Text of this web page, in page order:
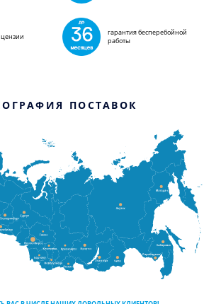
гарантия бесперебойной
работы
ПОСТАВОК